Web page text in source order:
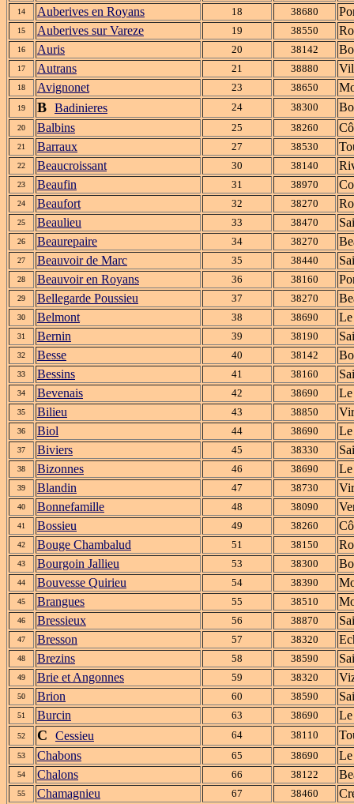
14 Auberives en Royans 18 38680
15 Auberives sur Vareze 19 38550
16 Auris 20 38142
17 Autrans 21 38880
18 Avignonet 23 38650
19 B Badinieres 24 38300
20 Balbins 25 38260
21 Barraux 27 38530
22 Beaucroissant 30 38140
23 Beaufin 31 38970
24 Beaufort 32 38270
25 Beaulieu 33 38470
26 Beaurepaire 34 38270
27 Beauvoir de Marc 35 38440
28 Beauvoir en Royans 36 38160
29 Bellegarde Poussieu 37 38270
30 Belmont 38 38690 Le
31 Bernin 39 38190
32 Besse 40 38142
33 Bessins 41 38160
34 Bevenais 42 38690 Le
35 Bilieu 43 38850
36 Biol 44 38690 Le
37 Biviers 45 38330
38 Bizonnes 46 38690 Le
39 Blandin 47 38730
40 Bonnefamille 48 38090
41 Bossieu 49 38260
42 Bouge Chambalud 51 38150
43 Bourgoin Jallieu 53 38300
44 Bouvesse Quirieu 54 38390
45 Brangues 55 38510
46 Bressieux 56 38870
47 Bresson 57 38320
48 Brezins 58 38590
49 Brie et Angonnes 59 38320
50 Brion 60 38590
51 Burcin 63 38690 Le
52 C Cessieu 64 38110
53 Chabons 65 38690 Le
54 Chalons 66 38122
55 Chamagnieu 67 38460